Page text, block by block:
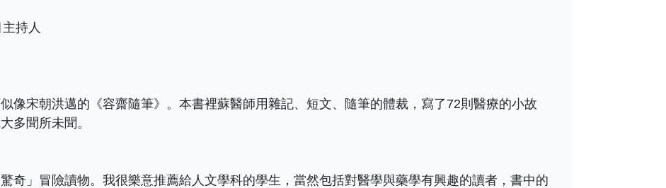
持人
像宋朝洪邁的《容齋隨筆》。本書裡蘇醫師用雜記、短文、隨筆的體裁，寫了72則醫療的小故
多聞所未聞。
奇」冒險讀物。我很樂意推薦給人文學科的學生，當然包括對醫學與藥學有興趣的讀者，書中的